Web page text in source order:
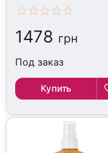
1478 грн
Под заказ
Купить